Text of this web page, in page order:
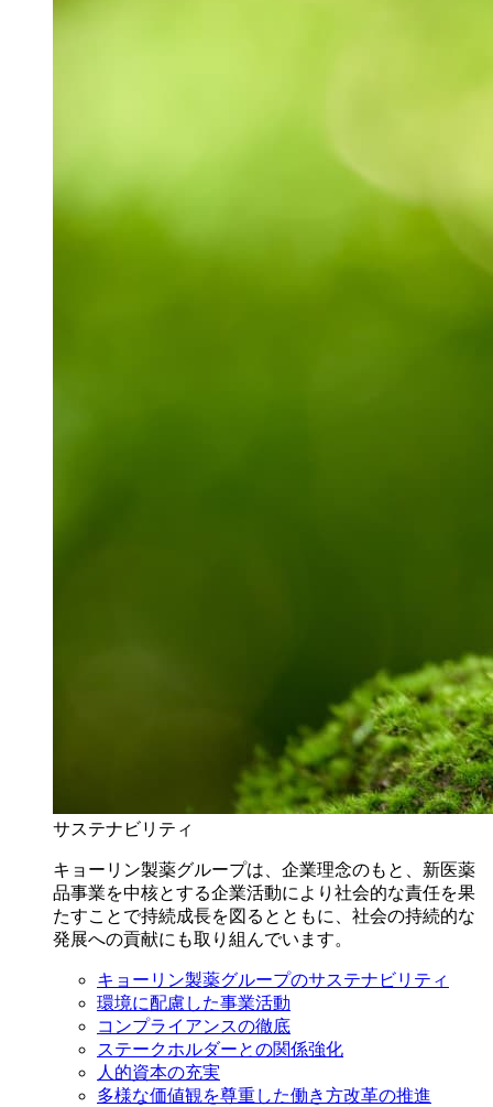
サステナビリティ
キョーリン製薬グループは、企業理念のもと、新医薬
品事業を中核とする企業活動により社会的な責任を果
たすことで持続成長を図るとともに、社会の持続的な
発展への貢献にも取り組んでいます。
キョーリン製薬グループのサステナビリティ
環境に配慮した事業活動
コンプライアンスの徹底
ステークホルダーとの関係強化
人的資本の充実
多様な価値観を尊重した働き方改革の推進